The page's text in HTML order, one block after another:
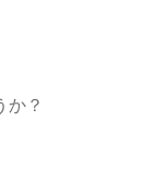
か？